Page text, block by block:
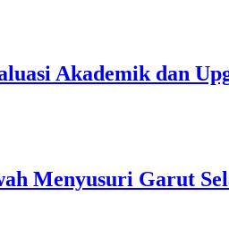
Akademik dan
Menyusuri Garut